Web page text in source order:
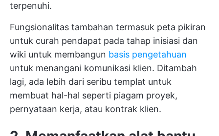
terpenuhi.
Fungsionalitas tambahan termasuk peta pikiran
untuk curah pendapat pada tahap inisiasi dan
wiki untuk membangun basis pengetahuan
untuk menangani komunikasi klien. Ditambah
lagi, ada lebih dari seribu templat untuk
membuat hal-hal seperti piagam proyek,
pernyataan kerja, atau kontrak klien.